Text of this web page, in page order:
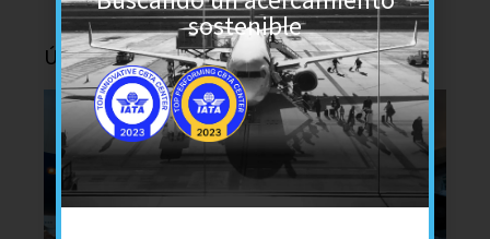
Últimas noticias
sostenible